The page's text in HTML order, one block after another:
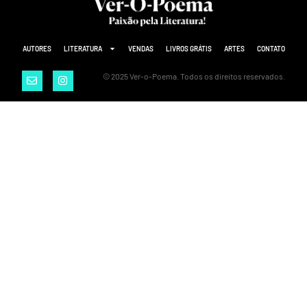
AUTORES LITERATURA VENDAS LIVROS GRÁTIS ARTES CONTATO
© 2025 Ver-o-Poema. Todos os direitos reservados.